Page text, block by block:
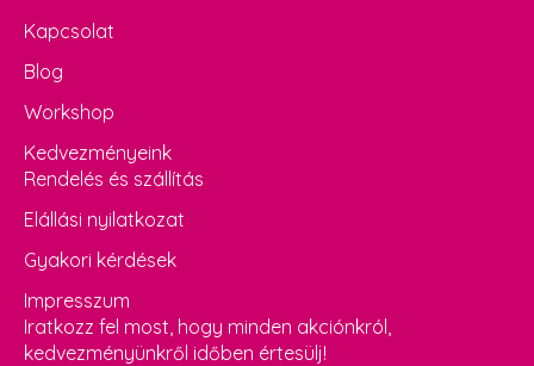
Kapcsolat
Blog
Workshop
Kedvezményeink
Rendelés és szállítás
Elállási nyilatkozat
Gyakori kérdések
Impresszum
Iratkozz fel most, hogy minden akciónkról,
kedvezményünkről időben értesülj!